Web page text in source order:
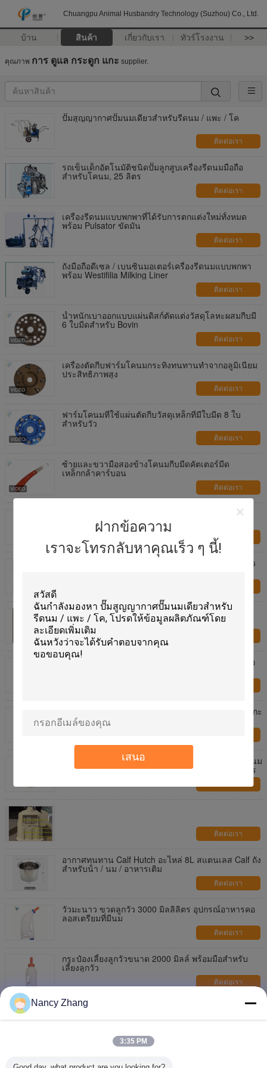
Chuangpu Animal Husbandry Technology (Suzhou) Co., Ltd.
บ้าน สินค้า เกี่ยวกับเรา ทัวร์โรงงาน >>
ฝากข้อความ
เราจะโทรกลับหาคุณเร็ว ๆ นี้!
เสนอ
คุณภาพ การ ดูแล กระดูก แกะ supplier.
ปั๊มสูญญากาศปั๊มนมเดียวสำหรับรีดนม / แพะ / โค
ติดต่อเรา
รถเข็นเด็กอัตโนมัติชนิดปั๊มลูกสูบเครื่องรีดนมมือถือ
สำหรับโคนม, 25 ลิตร
ติดต่อเรา
เครื่องรีดนมแบบพกพาที่ได้รับการตกแต่งใหม่ทั้งหมด
พร้อม Pulsator ขัดมัน
ติดต่อเรา
ถังมือถือดีเซล / เบนซินมอเตอร์เครื่องรีดนมแบบพกพา
พร้อม Westifilia Milking Liner
ติดต่อเรา
น้ำหนักเบาออกแบบแผ่นดิสก์ตัดแต่งวัสดุโลหะผสมกีบมี
6 ใบมีดสำหรับ Bovin
ติดต่อเรา
เครื่องตัดกีบฟาร์มโคนมกระทิงทนทานทำจากอลูมิเนียม
ประสิทธิภาพสูง
ติดต่อเรา
ฟาร์มโคนมที่ใช้แผ่นตัดกีบวัสดุเหล็กที่มีใบมีด 8 ใบ
สำหรับวัว
ติดต่อเรา
ซ้ายและขวามือสองข้างโคนมกีบมีดคัตเตอร์มีด
เหล็กกล้าคาร์บอน
ติดต่อเรา
ติดต่อเรา
เครื่องสําอางฟรีฝุ่น การผ่าตัด ถุงมือไนทรีลใช้ครั้งเดียว
ผิวเรียบ 9 นิ้ว ถุงมือลาเท็กซ์การแพทย์ใช้ครั้งเดียว 6.5
กรัม ขาวฟรีสําหรับการตรวจ
มือถือเล็ต็กซ์ใช้ครั้งเดียว สําหรับการป้องกันส่วนตัวเพื่อ
ที่อยู่อาศัยของลูกวัวรั้วเสริมนมลูกวัวฮัทช์สำหรับน่องแกะ
และแพะ
เครื่องเลี้ยงลูกวัวจากเหล็กไร้สแตนเลส สําหรับเติมน้ํานม
หรืออาหารสําหรับเลี้ยงลูกวัว ส่วนเครื่องจักรการเกษตร
ติดต่อเรา
อากาศทนทาน Calf Hutch อะไหล่ 8L สแตนเลส Calf ถัง
สําหรับน้ํา / นม / อาหารเติม
ติดต่อเรา
วัวมะนาว ขวดลูกวัว 3000 มิลลิลิตร อุปกรณ์อาหารคอ
ลอสเตรียมที่มีนม
ติดต่อเรา
กระป๋องเลี้ยงลูกวัวขนาด 2000 มิลล์ พร้อมมือสําหรับ
เลี้ยงลูกวัว
ติดต่อเรา
เครื่องจักรนม 1500 มล. เครื่องใช้ให้อาหารลูกแกะขวด
นมขวดนมแพะ
Nancy Zhang
3:35 PM